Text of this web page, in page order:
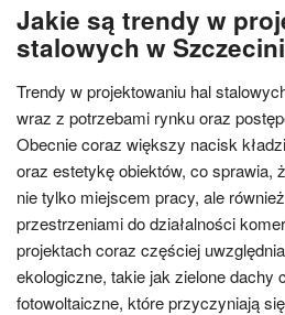
Jakie są trendy w
stalowych w
Trendy w projektowaniu hal
wraz z potrzebami rynku oraz
Obecnie coraz większy nacisk
oraz estetykę obiektów, co sprawia,
nie tylko miejscem pracy, ale
przestrzeniami do działalności
projektach coraz częściej
ekologiczne, takie jak zielone dachy
fotowoltaiczne, które przyczyniają